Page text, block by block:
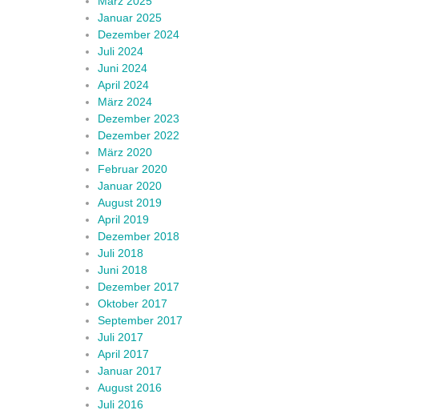
Januar 2025
Dezember 2024
Juli 2024
Juni 2024
April 2024
März 2024
Dezember 2023
Dezember 2022
März 2020
Februar 2020
Januar 2020
August 2019
April 2019
Dezember 2018
Juli 2018
Juni 2018
Dezember 2017
Oktober 2017
September 2017
Juli 2017
April 2017
Januar 2017
August 2016
Juli 2016